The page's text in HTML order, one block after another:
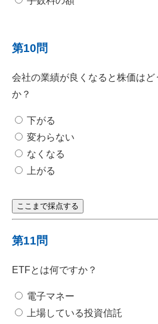
第10問
会社の業績が良くなると株価は
か？
下がる
変わらない
なくなる
上がる
ここまで採点する
第11問
ETFとは何ですか？
電子マネー
上場している投資信託